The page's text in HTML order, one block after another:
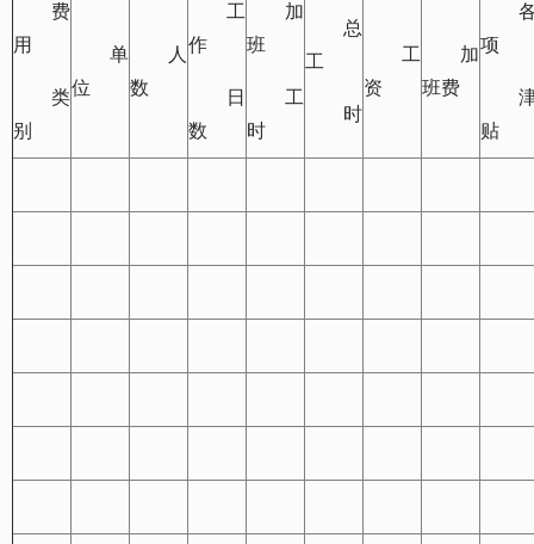
费
用
类
别
单
位
人
数
工
作
日
数
加
班
工
时
总
工
时
工
资
加
班费
项
贴